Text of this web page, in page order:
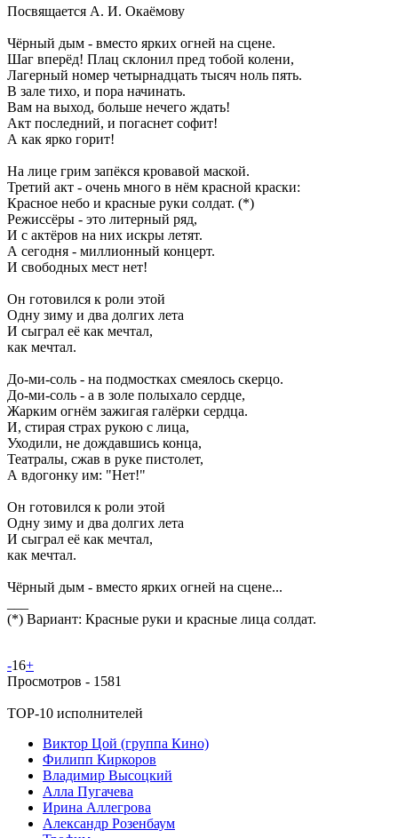
Посвящается А. И. Окаёмову
Чёрный дым - вместо ярких огней на сцене.
Шаг вперёд! Плац склонил пред тобой колени,
Лагерный номер четырнадцать тысяч ноль пять.
В зале тихо, и пора начинать.
Вам на выход, больше нечего ждать!
Акт последний, и погаснет софит!
А как ярко горит!
На лице грим запёкся кровавой маской.
Третий акт - очень много в нём красной краски:
Красное небо и красные руки солдат. (*)
Режиссёры - это литерный ряд,
И с актёров на них искры летят.
А сегодня - миллионный концерт.
И свободных мест нет!
Он готовился к роли этой
Одну зиму и два долгих лета
И сыграл её как мечтал,
как мечтал.
До-ми-соль - на подмостках смеялось скерцо.
До-ми-соль - а в золе полыхало сердце,
Жарким огнём зажигая галёрки сердца.
И, стирая страх рукою с лица,
Уходили, не дождавшись конца,
Театралы, сжав в руке пистолет,
А вдогонку им: "Нет!"
Он готовился к роли этой
Одну зиму и два долгих лета
И сыграл её как мечтал,
как мечтал.
Чёрный дым - вместо ярких огней на сцене...
(*) Вариант: Красные руки и красные лица солдат.
-16+
Просмотров - 1581
TOP-10 исполнителей
Виктор Цой (группа Кино)
Филипп Киркоров
Владимир Высоцкий
Алла Пугачева
Ирина Аллегрова
Александр Розенбаум